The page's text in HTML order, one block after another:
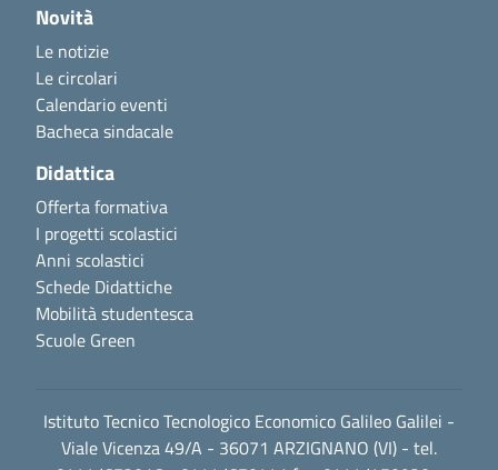
Novità
Le notizie
Le circolari
Calendario eventi
Bacheca sindacale
Didattica
Offerta formativa
I progetti scolastici
Anni scolastici
Schede Didattiche
Mobilità studentesca
Scuole Green
Istituto Tecnico Tecnologico Economico Galileo Galilei -
Viale Vicenza 49/A - 36071 ARZIGNANO (VI) - tel.